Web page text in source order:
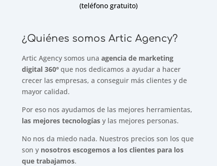
(teléfono gratuito)
¿Quiénes somos Artic Agency?
Artic Agency somos una agencia de marketing
digital 360ºque nos dedicamos a ayudar a hacer
crecer las empresas, a conseguir más clientes y de
mayor calidad.
Por eso nos ayudamos de las mejores herramientas,
las mejores tecnologíasy las mejores personas.
No nos da miedo nada. Nuestros precios son los que
son y nosotros escogemos a los clientes para los
que trabajamos.